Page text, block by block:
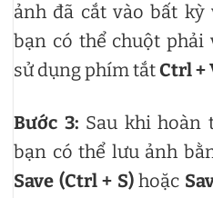
ảnh đã cắt vào bất
bạn có thể chuột phải
sử dụng phím tắtCtrl +
Bước 3: Sau khi hoàn
bạn có thể lưu ảnh
Save (Ctrl + S)hoặc